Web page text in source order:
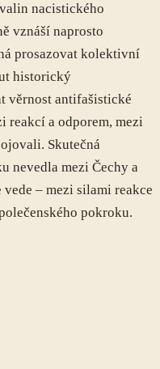
nacistického
vznáší naprosto
prosazovat kolektivní
historický
věrnost antifašistické
reakcí a odporem, mezi
Skutečná
nevedla mezi Čechy a
– mezi silami reakce
pokroku.